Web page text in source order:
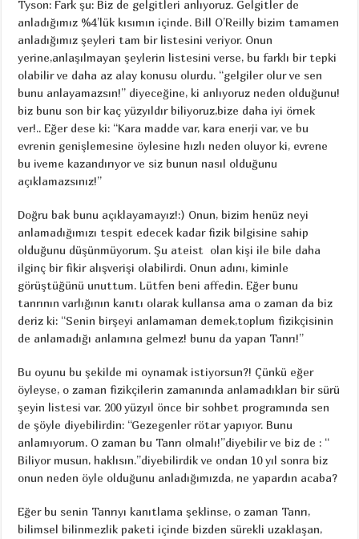
Tyson: Fark şu: Biz de gelgitleri anlıyoruz. Gelgitler de
anladığımız %4’lük kısımın içinde. Bill O’Reilly bizim tamamen
anladığımız şeyleri tam bir listesini veriyor. Onun
yerine,anlaşılmayan şeylerin listesini verse, bu farklı bir tepki
olabilir ve daha az alay konusu olurdu. “gelgiler olur ve sen
bunu anlayamazsın!” diyeceğine, ki anlıyoruz neden olduğunu!
biz bunu son bir kaç yüzyıldır biliyoruz,bize daha iyi örnek
ver!.. Eğer dese ki: “Kara madde var, kara enerji var, ve bu
evrenin genişlemesine öylesine hızlı neden oluyor ki, evrene
bu iveme kazandırıyor ve siz bunun nasıl olduğunu
açıklamazsınız!”
Doğru bak bunu açıklayamayız!:) Onun, bizim henüz neyi
anlamadığımızı tespit edecek kadar fizik bilgisine sahip
olduğunu düşünmüyorum. Şu ateist olan kişi ile bile daha
ilginç bir fikir alışverişi olabilirdi. Onun adını, kiminle
görüştüğünü unuttum. Lütfen beni affedin. Eğer bunu
tanrının varlığının kanıtı olarak kullansa ama o zaman da biz
deriz ki: “Senin birşeyi anlamaman demek,toplum fizikçisinin
de anlamadığı anlamına gelmez! bunu da yapan Tanrı!”
Bu oyunu bu şekilde mi oynamak istiyorsun?! Çünkü eğer
öyleyse, o zaman fizikçilerin zamanında anlamadıkları bir sürü
şeyin listesi var. 200 yüzyıl önce bir sohbet programında sen
de şöyle diyebilirdin: “Gezegenler rötar yapıyor. Bunu
anlamıyorum. O zaman bu Tanrı olmalı!”diyebilir ve biz de : “
Biliyor musun, haklısın.”diyebilirdik ve ondan 10 yıl sonra biz
onun neden öyle olduğunu anladığımızda, ne yapardın acaba?
Eğer bu senin Tanrıyı kanıtlama şeklinse, o zaman Tanrı,
bilimsel bilinmezlik paketi içinde bizden sürekli uzaklaşan,